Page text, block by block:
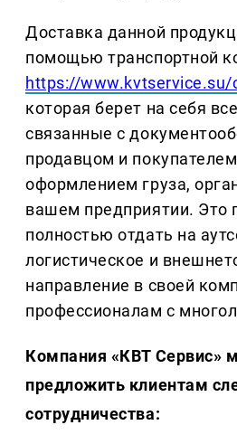
Доставка данной
помощью транспортной
https://www.kvtservice.su/
которая берет на себя
связанные с
продавцом и
оформлением груза,
вашем предприятии. Это
полностью отдать на
логистическое и
направление в своей
профессионалам с
Компания «КВТ Сервис»
предложить клиентам
сотрудничества: